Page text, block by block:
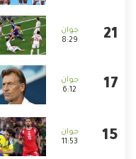
8:29
6:12
11:53